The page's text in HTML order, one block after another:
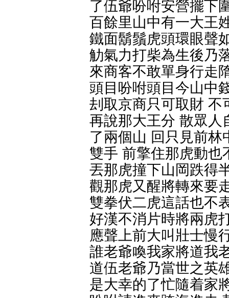
了伍爺吩咐安營擺下
百餘里山中有一大王
鐵面鬍鬚虎頭環眼聲
觔氣力打柴為生後乃
來商客不敢單身行走
頭目吩咐頭目今山中
刦取京商只可取財 不
再說那大王分 散眾人
了兩個山 回只見前林
雙手 前擎住那虎動也
丟那虎撞下山岡跌得
觀那虎又醒將轉來要
雙拳伏二虎這話也不
好漢不消片時將兩虎
應聲上前大叫壯士慢
誰老爺喚我家將道我
道伍老爺乃當世之英
是大幸的了忙隨着家